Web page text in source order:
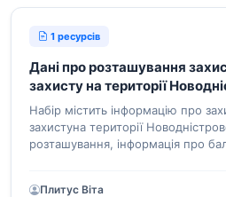
1 ресурсів
Дані про розташування
захисту на території
Набір містить інформацію про
захистуна території
розташування, інформація про
Плитус Віта